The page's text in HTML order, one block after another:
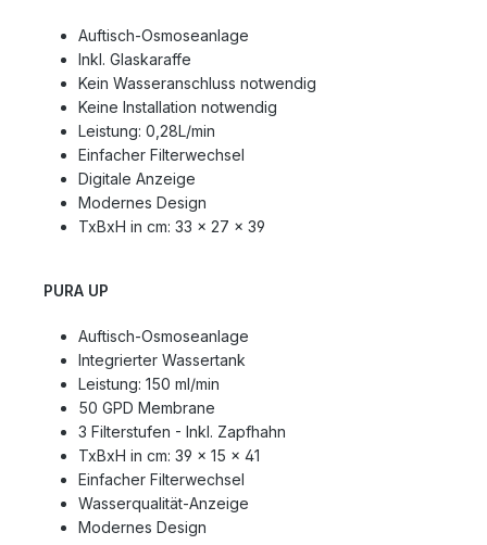
Auftisch-Osmoseanlage
Inkl. Glaskaraffe
Kein Wasseranschluss notwendig
Keine Installation notwendig
Leistung: 0,28L/min
Einfacher Filterwechsel
Digitale Anzeige
Modernes Design
TxBxH in cm: 33 x 27 x 39
PURA UP
Auftisch-Osmoseanlage
Integrierter Wassertank
Leistung: 150 ml/min
50 GPD Membrane
3 Filterstufen - Inkl. Zapfhahn
TxBxH in cm: 39 x 15 x 41
Einfacher Filterwechsel
Wasserqualität-Anzeige
Modernes Design